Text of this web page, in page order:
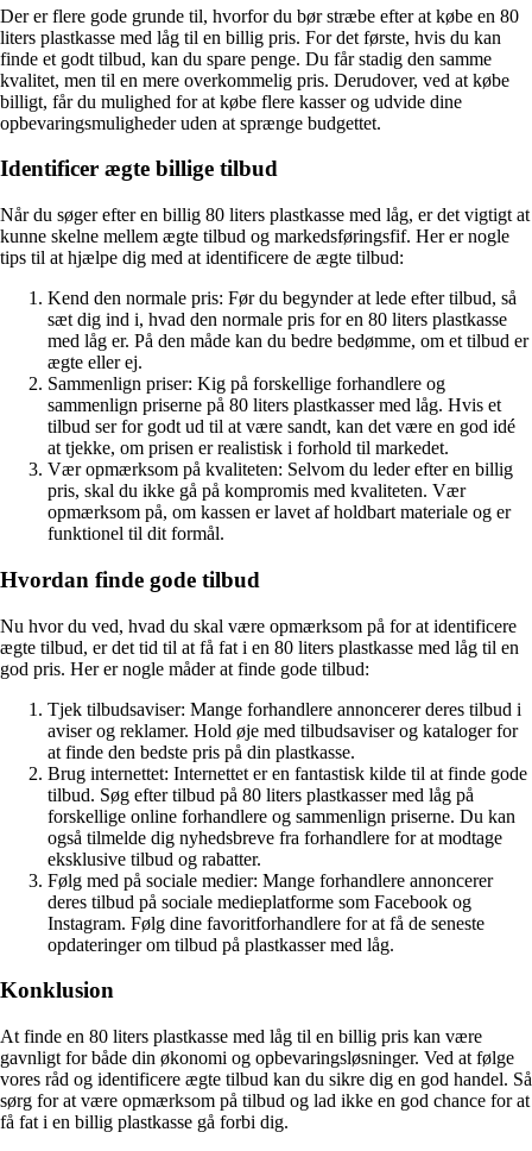
Der er flere gode grunde til, hvorfor du bør stræbe efter at købe en 80
liters plastkasse med låg til en billig pris. For det første, hvis du kan
finde et godt tilbud, kan du spare penge. Du får stadig den samme
kvalitet, men til en mere overkommelig pris. Derudover, ved at købe
billigt, får du mulighed for at købe flere kasser og udvide dine
opbevaringsmuligheder uden at sprænge budgettet.
Identificer ægte billige tilbud
Når du søger efter en billig 80 liters plastkasse med låg, er det vigtigt at
kunne skelne mellem ægte tilbud og markedsføringsfif. Her er nogle
tips til at hjælpe dig med at identificere de ægte tilbud:
Kend den normale pris: Før du begynder at lede efter tilbud, så
sæt dig ind i, hvad den normale pris for en 80 liters plastkasse
med låg er. På den måde kan du bedre bedømme, om et tilbud er
ægte eller ej.
Sammenlign priser: Kig på forskellige forhandlere og
sammenlign priserne på 80 liters plastkasser med låg. Hvis et
tilbud ser for godt ud til at være sandt, kan det være en god idé
at tjekke, om prisen er realistisk i forhold til markedet.
Vær opmærksom på kvaliteten: Selvom du leder efter en billig
pris, skal du ikke gå på kompromis med kvaliteten. Vær
opmærksom på, om kassen er lavet af holdbart materiale og er
funktionel til dit formål.
Hvordan finde gode tilbud
Nu hvor du ved, hvad du skal være opmærksom på for at identificere
ægte tilbud, er det tid til at få fat i en 80 liters plastkasse med låg til en
god pris. Her er nogle måder at finde gode tilbud:
Tjek tilbudsaviser: Mange forhandlere annoncerer deres tilbud i
aviser og reklamer. Hold øje med tilbudsaviser og kataloger for
at finde den bedste pris på din plastkasse.
Brug internettet: Internettet er en fantastisk kilde til at finde gode
tilbud. Søg efter tilbud på 80 liters plastkasser med låg på
forskellige online forhandlere og sammenlign priserne. Du kan
også tilmelde dig nyhedsbreve fra forhandlere for at modtage
eksklusive tilbud og rabatter.
Følg med på sociale medier: Mange forhandlere annoncerer
deres tilbud på sociale medieplatforme som Facebook og
Instagram. Følg dine favoritforhandlere for at få de seneste
opdateringer om tilbud på plastkasser med låg.
Konklusion
At finde en 80 liters plastkasse med låg til en billig pris kan være
gavnligt for både din økonomi og opbevaringsløsninger. Ved at følge
vores råd og identificere ægte tilbud kan du sikre dig en god handel. Så
sørg for at være opmærksom på tilbud og lad ikke en god chance for at
få fat i en billig plastkasse gå forbi dig.